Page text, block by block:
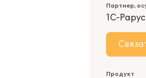
Партнер,
1С-
Продукт